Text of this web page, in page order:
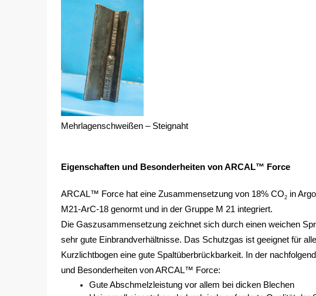
Mehrlagenschweißen – Steignaht
Eigenschaften und Besonderheiten von ARCAL™ Force
ARCAL™ Force hat eine Zusammensetzung von 18% CO2 in
M21-ArC-18 genormt und in der Gruppe M 21 integriert.
Die Gaszusammensetzung zeichnet sich durch einen weichen
sehr gute Einbrandverhältnisse. Das Schutzgas ist geeignet für
Kurzlichtbogen eine gute Spaltüberbrückbarkeit. In der
und Besonderheiten von ARCAL™ Force:
Gute Abschmelzleistung vor allem bei dicken Blechen